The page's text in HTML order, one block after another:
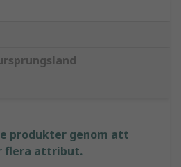
produkter genom att
flera attribut.